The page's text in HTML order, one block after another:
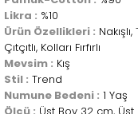
Likra : %10
Ürün Özellikleri :
Çıtçıtlı, Kolları Fırfırlı
Mevsim : Kış
Stil : Trend
Numune Bedeni : 1 Yaş